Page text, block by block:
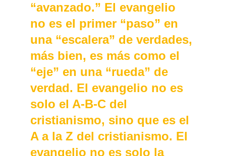
“avanzado.” El evangelio
no es el primer “paso” en
una “escalera” de verdades,
más bien, es más como el
“eje” en una “rueda” de
verdad. El evangelio no es
solo el A-B-C del
cristianismo, sino que es el
A a la Z del cristianismo. El
evangelio no es solo la